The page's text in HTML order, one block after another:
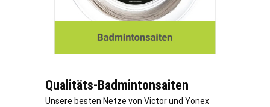
Qualitäts-Badmintonsaiten
Unsere besten Netze von Victor und Yonex